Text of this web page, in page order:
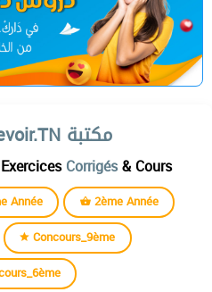
Librairie Devoir.TN مكتبة
Corrigés& Cours
Année
2ème Année
Concours_9ème